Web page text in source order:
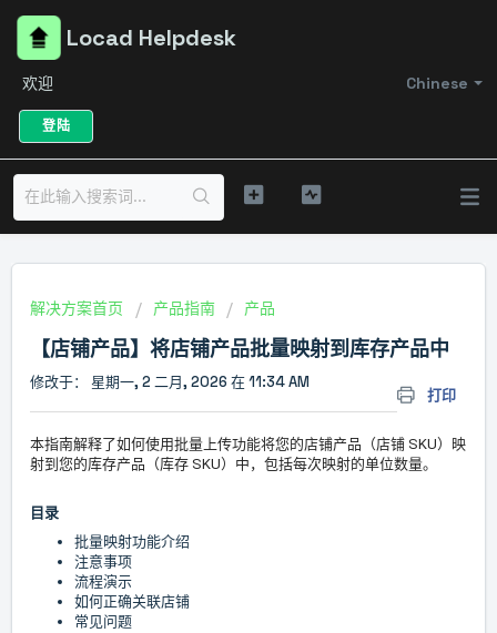
Locad Helpdesk
Chinese
欢迎
登陆
解决方案首页 产品指南 产品
【店铺产品】将店铺产品批量映射到库存产品中
打印
修改于： 星期一, 2 二月, 2026 在 11:34 AM
本指南解释了如何使用批量上传功能将您的店铺产品（店铺 SKU）映
射到您的库存产品（库存 SKU）中，包括每次映射的单位数量。
目录
批量映射功能介绍
注意事项
流程演示
如何正确关联店铺
常见问题